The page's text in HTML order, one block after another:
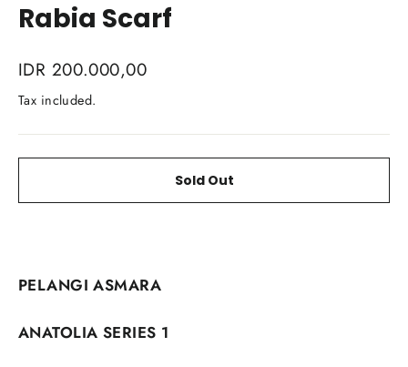
Rabia Scarf
Regular
price
IDR 200.000,00
Tax included.
Sold Out
PELANGI ASMARA
ANATOLIA SERIES 1